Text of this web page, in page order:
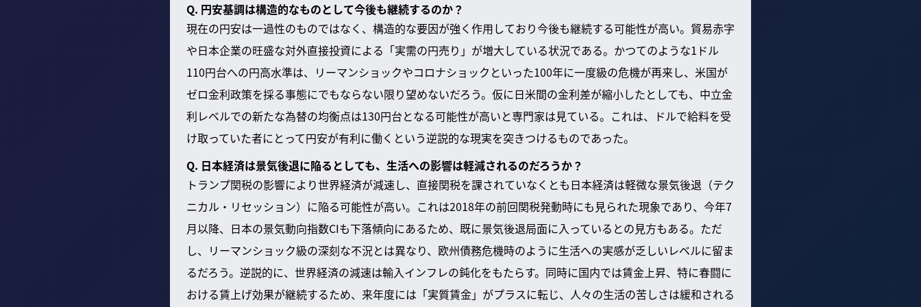
Q. 円安基調は構造的なものとして今後も継続するのか？
現在の円安は一過性のものではなく、構造的な要因が強く作用しており今後も継続する可能性が高い。貿易赤字
や日本企業の旺盛な対外直接投資による「実需の円売り」が増大している状況である。かつてのような1ドル
110円台への円高水準は、リーマンショックやコロナショックといった100年に一度級の危機が再来し、米国が
ゼロ金利政策を採る事態にでもならない限り望めないだろう。仮に日米間の金利差が縮小したとしても、中立金
利レベルでの新たな為替の均衡点は130円台となる可能性が高いと専門家は見ている。これは、ドルで給料を受
け取っていた者にとって円安が有利に働くという逆説的な現実を突きつけるものであった。
Q. 日本経済は景気後退に陥るとしても、生活への影響は軽減されるのだろうか？
トランプ関税の影響により世界経済が減速し、直接関税を課されていなくとも日本経済は軽微な景気後退（テク
ニカル・リセッション）に陥る可能性が高い。これは2018年の前回関税発動時にも見られた現象であり、今年7
月以降、日本の景気動向指数CIも下落傾向にあるため、既に景気後退局面に入っているとの見方もある。ただ
し、リーマンショック級の深刻な不況とは異なり、欧州債務危機時のように生活への実感が乏しいレベルに留ま
るだろう。逆説的に、世界経済の減速は輸入インフレの鈍化をもたらす。同時に国内では賃金上昇、特に春闘に
おける賃上げ効果が継続するため、来年度には「実質賃金」がプラスに転じ、人々の生活の苦しさは緩和される